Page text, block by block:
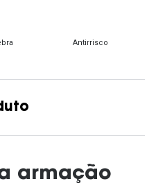
Antirrisco
armação